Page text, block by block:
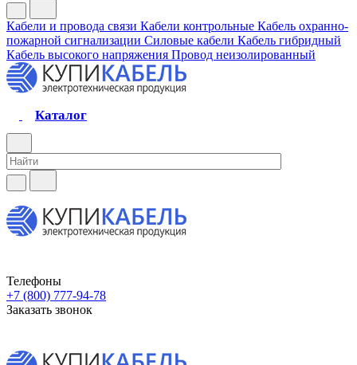
Кабели и провода связи Кабели контрольные Кабель охранно-
пожарной сигнализации Силовые кабели Кабель гибридный
Кабель высокого напряжения Провод неизолированный
Каталог
Телефоны
+7 (800) 777-94-78
Заказать звонок